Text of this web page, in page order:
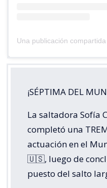
¡SÉPTIMA DEL
La saltadora Sofía
completó una
actuación en el
🇺🇸, luego de
puesto del salto